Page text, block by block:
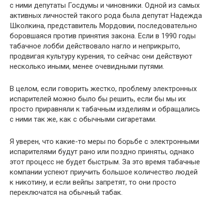
с ними депутаты Госдумы и чиновники. Одной из самых
активных личностей такого рода была депутат Надежда
Школкина, представитель Мордовии, последовательно
боровшаяся против принятия закона. Если в 1990 годы
табачное лобби действовало нагло и неприкрыто,
продвигая культуру курения, то сейчас они действуют
несколько иными, менее очевидными путями.
В целом, если говорить жестко, проблему электронных
испарителей можно было бы решить, если бы мы их
просто приравняли к табачным изделиям и обращались
с ними так же, как с обычными сигаретами.
Я уверен, что какие-то меры по борьбе с электронными
испарителями будут рано или поздно приняты, однако
этот процесс не будет быстрым. За это время табачные
компании успеют приучить большое количество людей
к никотину, и если вейпы запретят, то они просто
переключатся на обычный табак.